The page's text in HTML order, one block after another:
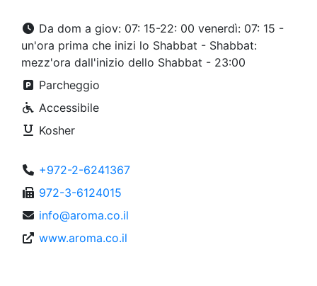
Da dom a giov: 07: 15-22: 00 venerdì: 07: 15 -
un'ora prima che inizi lo Shabbat - Shabbat:
mezz'ora dall'inizio dello Shabbat - 23:00
Parcheggio
Accessibile
Kosher
+972-2-6241367
972-3-6124015
info@aroma.co.il
www.aroma.co.il